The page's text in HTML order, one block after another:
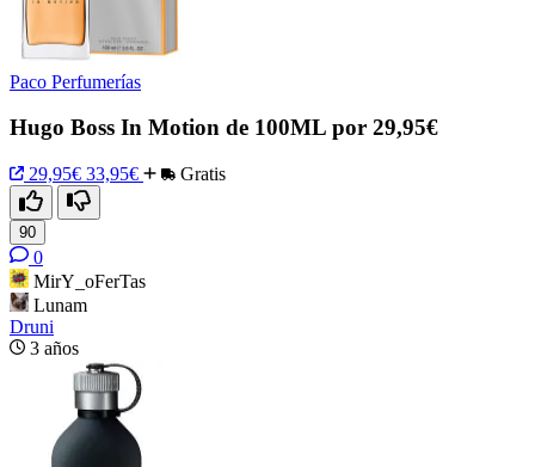
Paco Perfumerías
Hugo Boss In Motion de 100ML por 29,95€
29,95€ 33,95€ Gratis
90
0
MirY_oFerTas
Lunam
Druni
3 años